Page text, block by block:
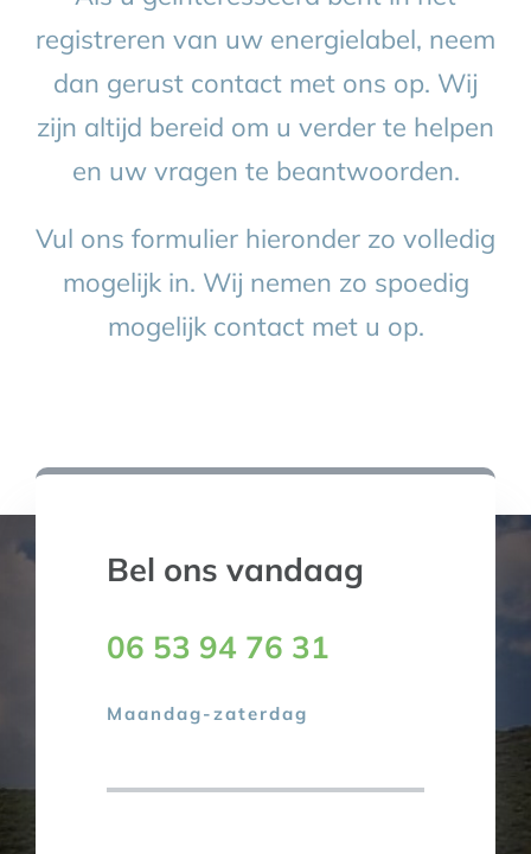
BLOG
CONTACT
registreren van uw energielabel, neem
dan gerust contact met ons op. Wij
zijn altijd bereid om u verder te helpen
en uw vragen te beantwoorden.
Vul ons formulier hieronder zo volledig
mogelijk in. Wij nemen zo spoedig
mogelijk contact met u op.
Bel ons vandaag
06 53 94 76 31
Maandag-zaterdag